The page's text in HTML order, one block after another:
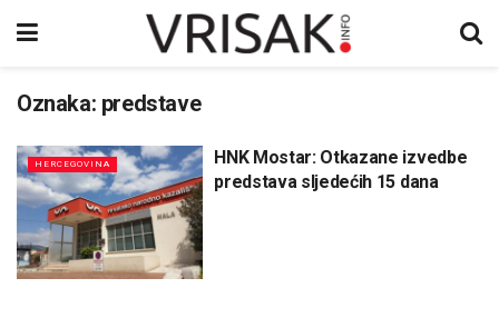
Oznaka: predstave
HERCEGOVINA
HNK Mostar: Otkazane izvedbe
predstava sljedećih 15 dana